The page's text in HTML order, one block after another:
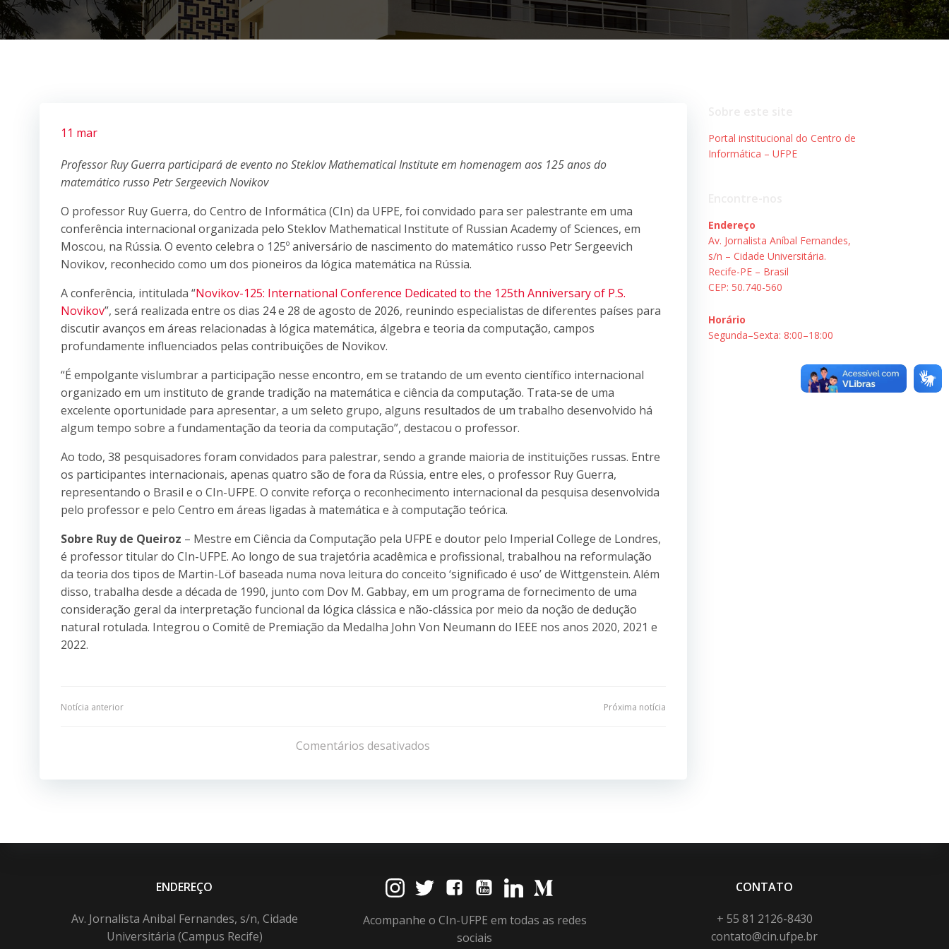
11 mar
Professor Ruy Guerra participará de evento no Steklov Mathematical Institute em homenagem aos 125 anos do
matemático russo Petr Sergeevich Novikov
O professor Ruy Guerra, do Centro de Informática (CIn) da UFPE, foi convidado para ser palestrante em uma
conferência internacional organizada pelo Steklov Mathematical Institute of Russian Academy of Sciences, em
Moscou, na Rússia. O evento celebra o 125º aniversário de nascimento do matemático russo Petr Sergeevich
Novikov, reconhecido como um dos pioneiros da lógica matemática na Rússia.
A conferência, intitulada “Novikov-125: International Conference Dedicated to the 125th Anniversary of P.S.
Novikov”, será realizada entre os dias 24 e 28 de agosto de 2026, reunindo especialistas de diferentes países para
discutir avanços em áreas relacionadas à lógica matemática, álgebra e teoria da computação, campos
profundamente influenciados pelas contribuições de Novikov.
“É empolgante vislumbrar a participação nesse encontro, em se tratando de um evento científico internacional
organizado em um instituto de grande tradição na matemática e ciência da computação. Trata-se de uma
excelente oportunidade para apresentar, a um seleto grupo, alguns resultados de um trabalho desenvolvido há
algum tempo sobre a fundamentação da teoria da computação”, destacou o professor.
Ao todo, 38 pesquisadores foram convidados para palestrar, sendo a grande maioria de instituições russas. Entre
os participantes internacionais, apenas quatro são de fora da Rússia, entre eles, o professor Ruy Guerra,
representando o Brasil e o CIn-UFPE. O convite reforça o reconhecimento internacional da pesquisa desenvolvida
pelo professor e pelo Centro em áreas ligadas à matemática e à computação teórica.
Sobre Ruy de Queiroz – Mestre em Ciência da Computação pela UFPE e doutor pelo Imperial College de Londres,
é professor titular do CIn-UFPE. Ao longo de sua trajetória acadêmica e profissional, trabalhou na reformulação
da teoria dos tipos de Martin-Löf baseada numa nova leitura do conceito ‘significado é uso’ de Wittgenstein. Além
disso, trabalha desde a década de 1990, junto com Dov M. Gabbay, em um programa de fornecimento de uma
consideração geral da interpretação funcional da lógica clássica e não-clássica por meio da noção de dedução
natural rotulada. Integrou o Comitê de Premiação da Medalha John Von Neumann do IEEE nos anos 2020, 2021 e
2022.
Navegação
Post
Notícia anterior
de
Post
Próxima notícia
Comentários desativados
Portal institucional do Centro de
Informática – UFPE
Endereço
Av. Jornalista Aníbal Fernandes,
s/n – Cidade Universitária.
Recife-PE – Brasil
CEP: 50.740-560
Horário
Segunda–Sexta: 8:00–18:00
ENDEREÇO
Av. Jornalista Anibal Fernandes, s/n, Cidade
Universitária (Campus Recife)
Acompanhe o CIn-UFPE em todas as redes
sociais
CONTATO
+ 55 81 2126-8430
contato@cin.ufpe.br